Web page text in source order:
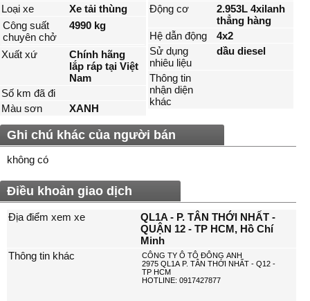
Loại xe
Xe tải thùng
Công suất
chuyên chở
4990 kg
Xuất xứ
Chính hãng
lắp ráp tại Việt
Nam
Số km đã đi
Màu sơn
XANH
Động cơ
2.953L 4xilanh
thẳng hàng
Hệ dẫn động
4x2
Sử dụng
nhiêu liệu
dầu diesel
Thông tin
nhận diện
khác
Ghi chú khác của người bán
không có
Điều khoản giao dịch
Địa điểm xem xe
QL1A - P. TÂN THỚI NHẤT -
QUẬN 12 - TP HCM, Hồ Chí
Minh
Thông tin khác